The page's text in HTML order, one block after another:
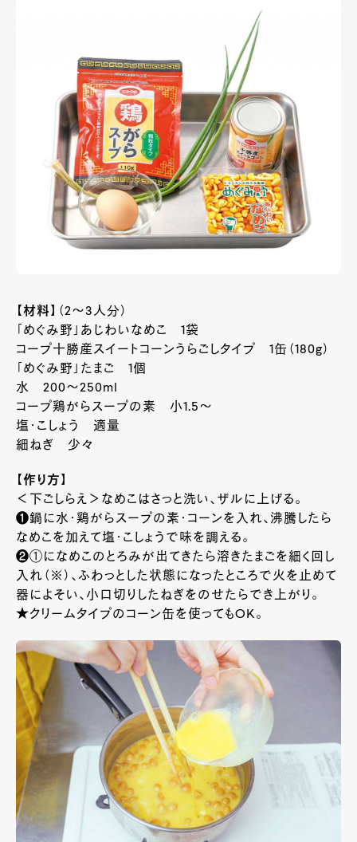
【材料】 （2～3人分）
「めぐみ野」あじわいなめこ 1袋
コープ十勝産スイートコーンうらごしタイプ 1缶（180g）
「めぐみ野」たまご 1個
水 200～250ml
コープ鶏がらスープの素 小1.5～
塩・こしょう 適量
細ねぎ 少々
【作り方】
＜下ごしらえ＞なめこはさっと洗い、ザルに上げる。
❶鍋に水・鶏がらスープの素・コーンを入れ、沸騰したら
なめこを加えて塩・こしょうで味を調える。
❷①になめこのとろみが出てきたら溶きたまごを細く回し
入れ（※）、ふわっとした状態になったところで火を止めて
器によそい、小口切りしたねぎをのせたらでき上がり。
★クリームタイプのコーン缶を使ってもOK。